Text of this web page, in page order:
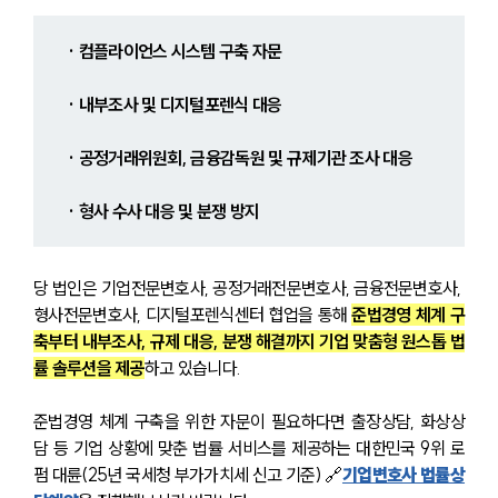
· 컴플라이언스 시스템 구축 자문
· 내부조사 및 디지털포렌식 대응
· 공정거래위원회, 금융감독원 및 규제기관 조사 대응
· 형사 수사 대응 및 분쟁 방지
당 법인은 기업전문변호사, 공정거래전문변호사, 금융전문변호사,
형사전문변호사, 디지털포렌식센터 협업을 통해 준법경영 체계 구
축부터 내부조사, 규제 대응, 분쟁 해결까지 기업 맞춤형 원스톱 법
률 솔루션을 제공하고 있습니다.
준법경영 체계 구축을 위한 자문이 필요하다면 출장상담, 화상상
담 등 기업 상황에 맞춘 법률 서비스를 제공하는 대한민국 9위 로
펌 대륜(25년 국세청 부가가치세 신고 기준) 🔗기업변호사 법률상